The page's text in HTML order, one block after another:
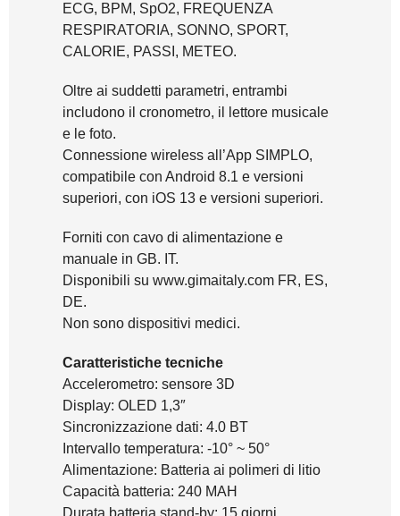
ECG, BPM, SpO2, FREQUENZA
RESPIRATORIA, SONNO, SPORT,
CALORIE, PASSI, METEO.
Oltre ai suddetti parametri, entrambi
includono il cronometro, il lettore musicale
e le foto.
Connessione wireless all’App SIMPLO,
compatibile con Android 8.1 e versioni
superiori, con iOS 13 e versioni superiori.
Forniti con cavo di alimentazione e
manuale in GB. IT.
Disponibili su www.gimaitaly.com FR, ES,
DE.
Non sono dispositivi medici.
Caratteristiche tecniche
Accelerometro: sensore 3D
Display: OLED 1,3″
Sincronizzazione dati: 4.0 BT
Intervallo temperatura: -10° ~ 50°
Alimentazione: Batteria ai polimeri di litio
Capacità batteria: 240 MAH